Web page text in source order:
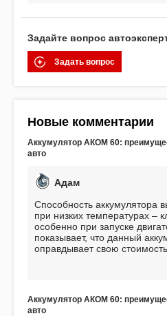
Задайте вопрос
Задать вопрос
Новые комментарии
Аккумулятор АКОМ 60:
авто
Адам
Способность аккумулятора
при низких температурах –
особенно при запуске
показывает, что данный
оправдывает свою
пожалел. Считаю, что это
Аккумулятор АКОМ 60:
авто